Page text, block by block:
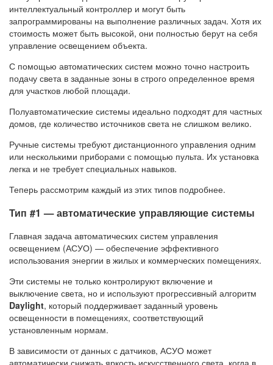
интеллектуальный контроллер и могут быть
запрограммированы на выполнение различных задач. Хотя их
стоимость может быть высокой, они полностью берут на себя
управление освещением объекта.
С помощью автоматических систем можно точно настроить
подачу света в заданные зоны в строго определенное время
для участков любой площади.
Полуавтоматические системы идеально подходят для частных
домов, где количество источников света не слишком велико.
Ручные системы требуют дистанционного управления одним
или несколькими приборами с помощью пульта. Их установка
легка и не требует специальных навыков.
Теперь рассмотрим каждый из этих типов подробнее.
Тип #1 — автоматические управляющие системы
Главная задача автоматических систем управления
освещением (АСУО) — обеспечение эффективного
использования энергии в жилых и коммерческих помещениях.
Эти системы не только контролируют включение и
выключение света, но и используют прогрессивный алгоритм
Daylight, который поддерживает заданный уровень
освещенности в помещениях, соответствующий
установленным нормам.
В зависимости от данных с датчиков, АСУО может